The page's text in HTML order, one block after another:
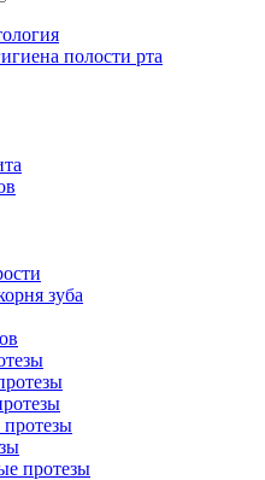
полости рта
зуба
протезы